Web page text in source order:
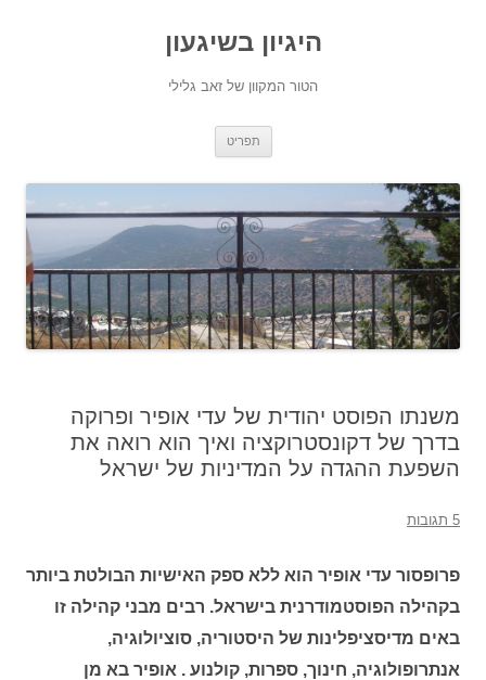
היגיון בשיגעון
הטור המקוון של זאב גלילי
תפריט
משנתו הפוסט יהודית של עדי אופיר ופרוקה
בדרך של דקונסטרוקציה ואיך הוא רואה את
השפעת ההגדה על המדיניות של ישראל
5 תגובות
פרופסור עדי אופיר הוא ללא ספק האישיות הבולטת ביותר
בקהילה הפוסטמודרנית בישראל. רבים מבני קהילה זו
באים מדיסציפלינות של היסטוריה, סוציולוגיה,
אנתרופולוגיה, חינוך, ספרות, קולנוע . אופיר בא מן